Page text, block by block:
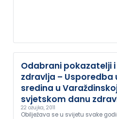
Odabrani pokazatelji
zdravlja – Usporedba
sredina u
svjetskom danu
22 ožujka, 2011
Obilježava se u svijetu svake